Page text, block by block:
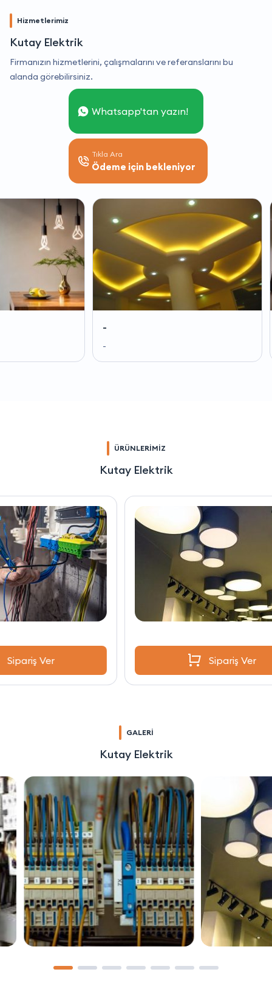
Hizmetlerimiz
Kutay Elektrik
Firmanızın hizmetlerini, çalışmalarını ve referanslarını bu
alanda görebilirsiniz.
Whatsapp'tan yazın!
Tıkla Ara
Ödeme için bekleniyor
ÜRÜNLERİMİZ
Kutay Elektrik
GALERİ
Kutay Elektrik